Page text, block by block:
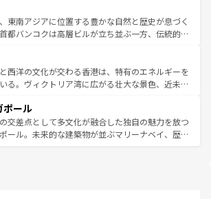
包まれながら、韓国の多彩な魅力を心ゆくまで味
わってみてほしい。 なお、新着の韓国情報はコンテンツ一
してほしい。
展と共に伝統が息づく。ハノイの古い町並みやホ
市のフランス統治時代の建物も、独特の雰囲気を
ている。また、バラエティの豊かさとおいしさで
ォーやバインミー、ベトナムコーヒーなどは、ぜ
味わいたい。どの地域を訪れてもあたたかい人々
を迎えてくれるので、きっと忘れられない旅にな
ほしい。
東南アジアに位置する豊かな自然と歴史が息づく
都バンコクは高層ビルが立ち並ぶ一方、伝統的な
交差している。北部ではチェンマイなどの山岳地
と触れ合い、南部ではプーケットやクラビの美し
でリゾート気分を楽しむことができる。タイ料理
気候は一年中温暖で、どの季節にも異なる楽しみ
いる。親しみやすいタイの人々、仏教を中心とし
そして多様な観光資源が、訪れる旅人を魅了し続
西洋の文化が交わる香港は、特有のエネルギーを
る。ヴィクトリア湾に広がる壮大な景色、近未来
を訪れても感動するはず。観光スポットが密集し
効率よく見どころを回れるのも魅力。息をのむよ
から文化的な体験まで、香港を存分に楽しみ尽く
ポール
交差点として多文化が融合した独自の魅力を放つ
ール。未来的な建築物が並ぶマリーナベイ、歴史